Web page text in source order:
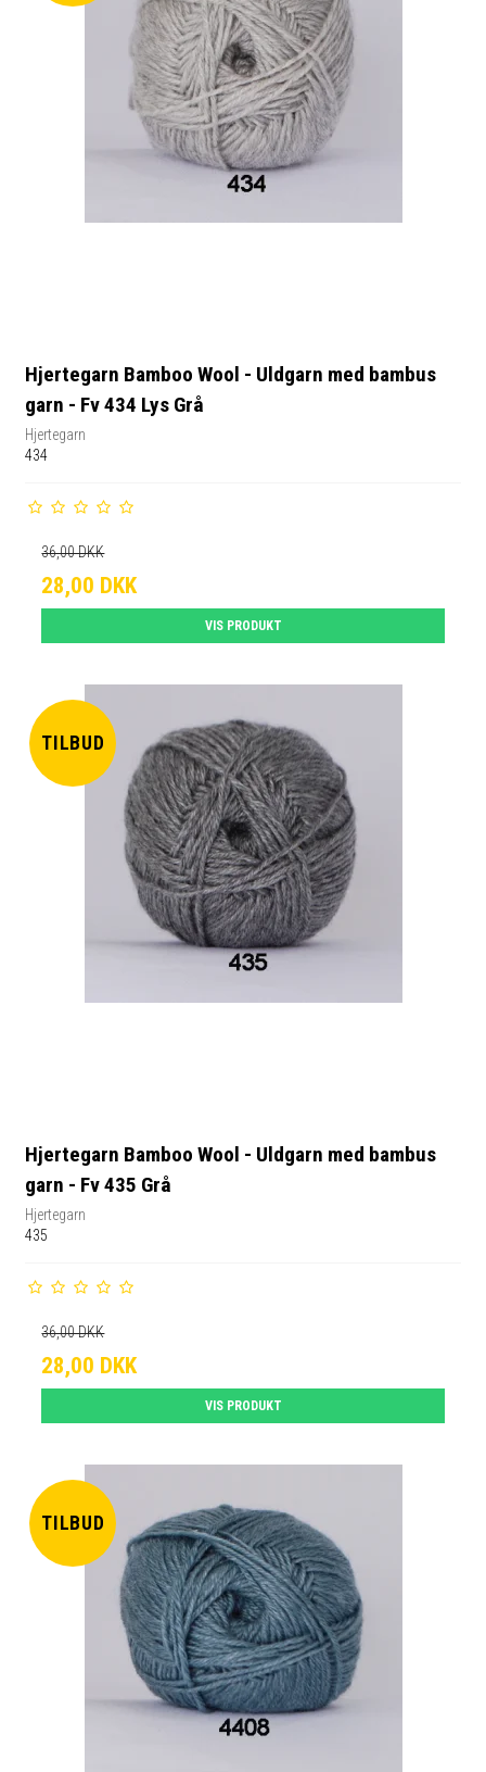
Hjertegarn Bamboo Wool - Uldgarn med bambus
garn - Fv 434 Lys Grå
Hjertegarn
434
36,00 DKK
28,00 DKK
VIS PRODUKT
TILBUD
Hjertegarn Bamboo Wool - Uldgarn med bambus
garn - Fv 435 Grå
Hjertegarn
435
36,00 DKK
28,00 DKK
VIS PRODUKT
TILBUD